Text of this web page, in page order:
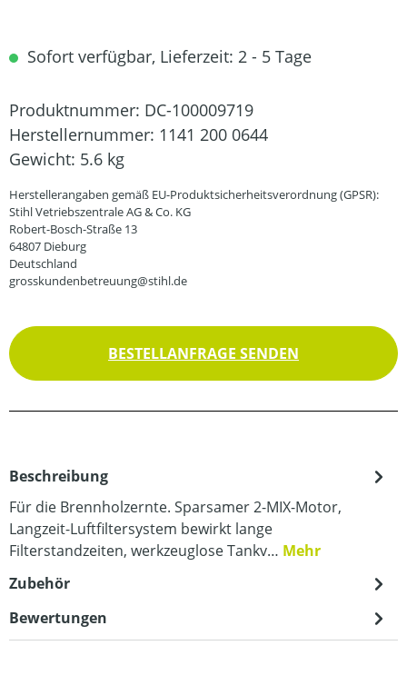
Sofort verfügbar, Lieferzeit: 2 - 5 Tage
Produktnummer: DC-100009719
Herstellernummer: 1141 200 0644
Gewicht: 5.6 kg
Herstellerangaben gemäß EU-Produktsicherheitsverordnung (GPSR):
Stihl Vetriebszentrale AG & Co. KG
Robert-Bosch-Straße 13
64807 Dieburg
Deutschland
grosskundenbetreuung@stihl.de
BESTELLANFRAGE SENDEN
Beschreibung
Für die Brennholzernte. Sparsamer 2-MIX-Motor,
Langzeit-Luftfiltersystem bewirkt lange
Filterstandzeiten, werkzeuglose Tankv… Mehr
Zubehör
Bewertungen